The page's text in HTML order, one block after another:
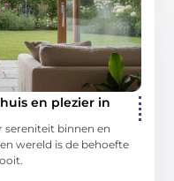
en plezier in
sereniteit binnen en
wereld is de behoefte